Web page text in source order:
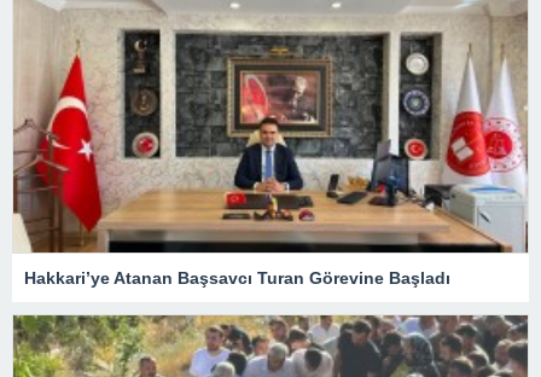
Hakkari’ye Atanan Başsavcı Turan Görevine Başladı